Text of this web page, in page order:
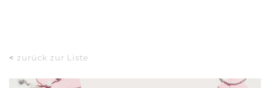
< zurück zur Liste